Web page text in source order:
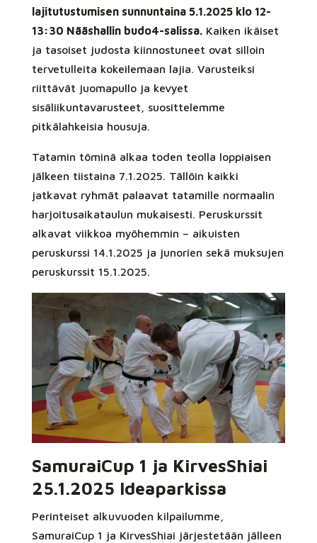
lajitutustumisen sunnuntaina 5.1.2025 klo 12-
13:30 Nääshallin budo4-salissa.Kaiken ikäiset
ja tasoiset judosta kiinnostuneet ovat silloin
tervetulleita kokeilemaan lajia. Varusteiksi
riittävät juomapullo ja kevyet
sisäliikuntavarusteet, suosittelemme
pitkälahkeisia housuja.
Tatamin töminä alkaa toden teolla loppiaisen
jälkeen tiistaina 7.1.2025. Tällöin kaikki
jatkavat ryhmät palaavat tatamille normaalin
harjoitusaikataulun mukaisesti. Peruskurssit
alkavat viikkoa myöhemmin – aikuisten
peruskurssi 14.1.2025 ja junorien sekä muksujen
peruskurssit 15.1.2025.
SamuraiCup 1 ja KirvesShiai
25.1.2025 Ideaparkissa
Perinteiset alkuvuoden kilpailumme,
SamuraiCup 1 ja KirvesShiai järjestetään jälleen